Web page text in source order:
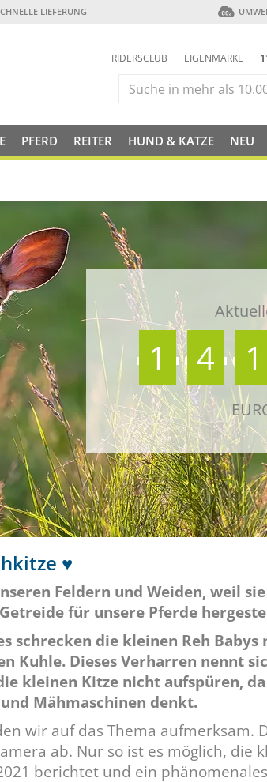
LIEFERUNG
RIDERSCLUB EIGENMARKE
PFERD REITER HUND & KATZE NEU
1 4 1
♥
Feldern und Weiden, weil
für unsere Pferde
schrecken die kleinen Reh
Dieses Verharren nennt
kleinen Kitze nicht aufspüren,
Mähmaschinen denkt.
wir auf das Thema aufmerksam.
ab. Nur so ist es möglich, die
berichtet und ein